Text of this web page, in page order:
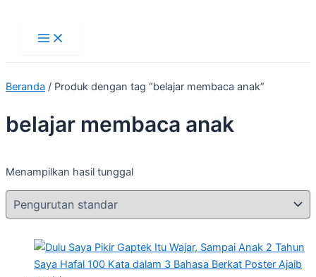
konten
Beranda / Produk dengan tag “belajar membaca anak”
belajar membaca anak
Menampilkan hasil tunggal